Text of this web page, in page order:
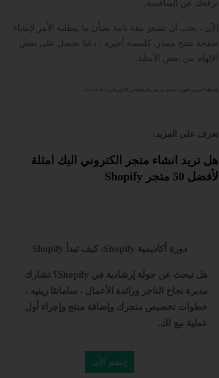
ترفعك عن المنافسة.
الآن ، يجب أن تشعر بثقة تامة بشأن ما يتطلبه الأمر لإنشاء
صفحة منتج ممتاز. كلمسة أخيرة ، دعنا نحصل على بعض
الإلهام من بعض الأمثلة.
ملاحظة المحرر : ظهرت نسخة من هذه المقالة في الأصل على oberlo blog
تعرف على المزيد:
هل تريد انشاء متجر الكتروني اليك امثلة
لأفضل 50 متجر Shopify
دورة أكاديمية Shopify: كيف تبدأ Shopify
هل تبحث عن جولة إرشادية في Shopify؟
تشارك
مديرة نجاح التاجر ورائدة الأعمال ، سامانثا رينيه ،
خطوات تخصيص متجرك وإضافة منتج وإجراء أول
عملية بيع لك.
إنضم الأن